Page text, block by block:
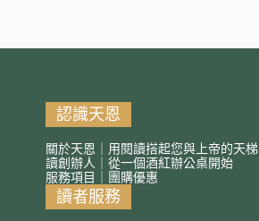
認識天恩
關於天恩｜用閱讀搭起您與上帝的天梯
讀創辦人｜從一個酒紅辦公桌開始
服務項目｜團購優惠
讀者服務